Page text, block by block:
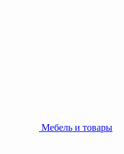
Мебель и товары